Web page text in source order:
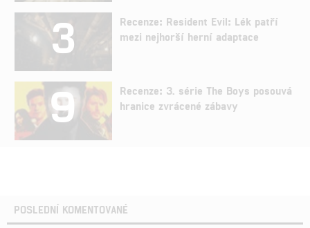
3
Recenze: Resident Evil: Lék patří
mezi nejhorší herní adaptace
9
Recenze: 3. série The Boys posouvá
hranice zvrácené zábavy
POSLEDNÍ KOMENTOVANÉ